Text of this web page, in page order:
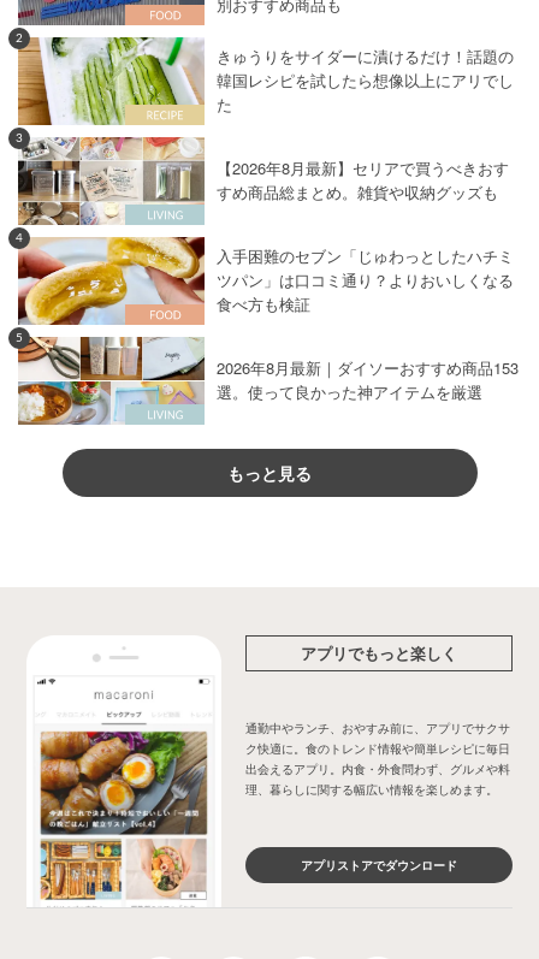
2
きゅうりをサイダーに漬けるだけ！話題の
韓国レシピを試したら想像以上にアリでし
た
3
【2026年8月最新】セリアで買うべきおす
すめ商品総まとめ。雑貨や収納グッズも
4
入手困難のセブン「じゅわっとしたハチミ
ツパン」は口コミ通り？よりおいしくなる
食べ方も検証
5
2026年8月最新｜ダイソーおすすめ商品153
選。使って良かった神アイテムを厳選
もっと見る
アプリでもっと楽しく
通勤中やランチ、おやすみ前に、アプリでサクサ
ク快適に。食のトレンド情報や簡単レシピに毎日
出会えるアプリ。内食・外食問わず、グルメや料
理、暮らしに関する幅広い情報を楽しめます。
アプリストアでダウンロード